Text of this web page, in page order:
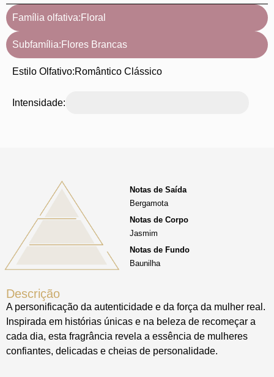
Família olfativa: Floral
Subfamília: Flores Brancas
Estilo Olfativo:Romântico Clássico
Intensidade:
Descrição
A personificação da autenticidade e da força da mulher real.
Inspirada em histórias únicas e na beleza de recomeçar a
cada dia, esta fragrância revela a essência de mulheres
confiantes, delicadas e cheias de personalidade.
Notas de Saída
Bergamota
Notas de Corpo
Jasmim
Notas de Fundo
Baunilha